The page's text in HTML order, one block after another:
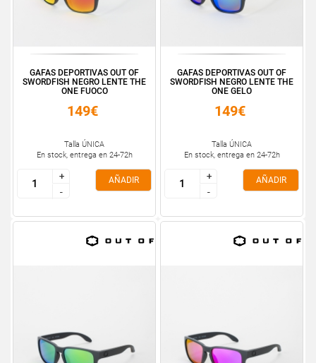
GAFAS DEPORTIVAS OUT OF
SWORDFISH NEGRO LENTE THE
ONE FUOCO
149€
Talla ÚNICA
En stock, entrega en 24-72h
+
-
+
-
AÑADIR
GAFAS DEPORTIVAS OUT OF
SWORDFISH NEGRO LENTE THE
ONE GELO
149€
Talla ÚNICA
En stock, entrega en 24-72h
+
-
+
-
AÑADIR